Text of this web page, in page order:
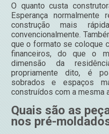
O quanto custa
Esperança
construção mais
convencionalmente.
que o formato se coloque
financeiros, do que o
dimensão da
propriamente dito, é
sobrados e espaços
construídos com a mesma
Quais são as
nos pré-